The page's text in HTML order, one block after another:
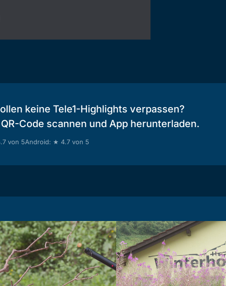
keine Tele1-Highlights verpassen?
Code scannen und App herunterladen.
von 5Android: ★ 4.7 von 5